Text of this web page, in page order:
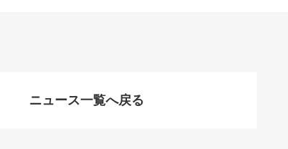
ニュース一覧へ戻る